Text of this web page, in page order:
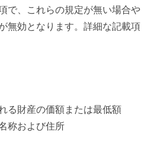
で、これらの規定が無い場合や
無効となります。詳細な記載項
る財産の価額または最低額
称および住所